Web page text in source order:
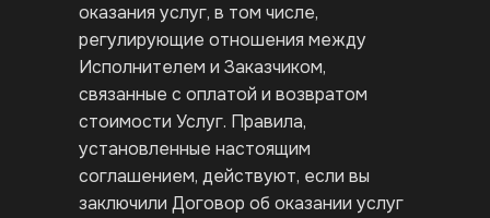
оказания услуг, в том числе,
регулирующие отношения между
Исполнителем и Заказчиком,
связанные с оплатой и возвратом
стоимости Услуг. Правила,
установленные настоящим
соглашением, действуют, если вы
заключили Договор об оказании услуг